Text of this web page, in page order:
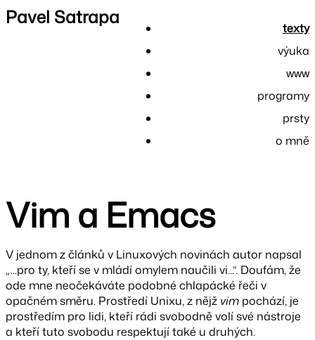
Pavel Satrapa
Vim a Emacs
V jednom z článků v Linuxových novinách autor napsal
„...pro ty, kteří se v mládí omylem naučili vi...“. Doufám, že
ode mne neočekáváte podobné chlapácké řeči v
opačném směru. Prostředí Unixu, z nějž vim pochází, je
prostředím pro lidi, kteří rádi svobodně volí své nástroje
a kteří tuto svobodu respektují také u druhých.
texty
výuka
www
programy
prsty
o mně